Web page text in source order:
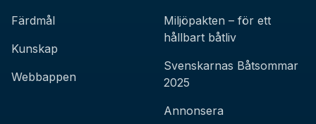
Färdmål
Kunskap
Webbappen
Miljöpakten – för ett
hållbart båtliv
Svenskarnas Båtsommar
2025
Annonsera